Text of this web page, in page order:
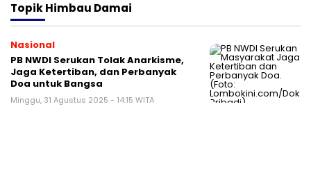
TopikHimbau Damai
Nasional
PB NWDI Serukan Tolak Anarkisme,
Jaga Ketertiban, dan Perbanyak
Doa untuk Bangsa
Minggu, 31 Agustus 2025 - 14:15 WITA